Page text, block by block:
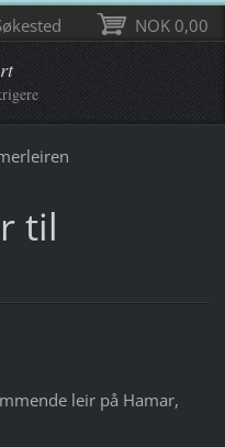
til
leir på Hamar,
NOK 0,00